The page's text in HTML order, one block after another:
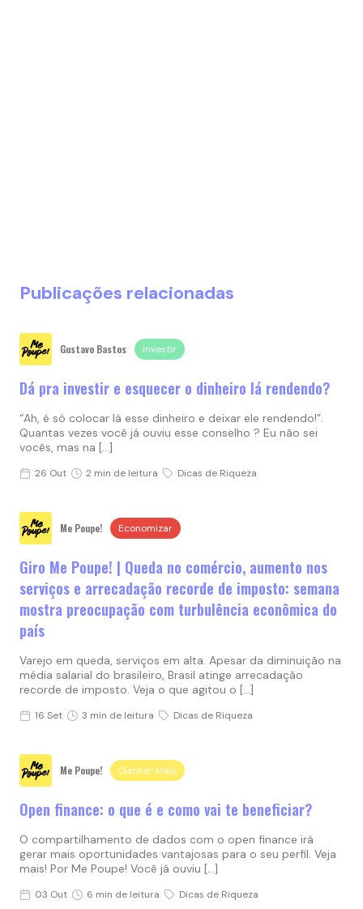
Publicações relacionadas
Gustavo Bastos Investir
Dá pra investir e esquecer o dinheiro lá rendendo?
“Ah, é só colocar lá esse dinheiro e deixar ele rendendo!”.
Quantas vezes você já ouviu esse conselho ? Eu não sei
vocês, mas na […]
26 Out 2 min de leitura Dicas de Riqueza
Me Poupe! Economizar
Giro Me Poupe! | Queda no comércio, aumento nos
serviços e arrecadação recorde de imposto: semana
mostra preocupação com turbulência econômica do
país
Varejo em queda, serviços em alta. Apesar da diminuição na
média salarial do brasileiro, Brasil atinge arrecadação
recorde de imposto. Veja o que agitou o […]
16 Set 3 min de leitura Dicas de Riqueza
Me Poupe! Ganhar Mais
Open finance: o que é e como vai te beneficiar?
O compartilhamento de dados com o open finance irá
gerar mais oportunidades vantajosas para o seu perfil. Veja
mais! Por Me Poupe! Você já ouviu […]
03 Out 6 min de leitura Dicas de Riqueza